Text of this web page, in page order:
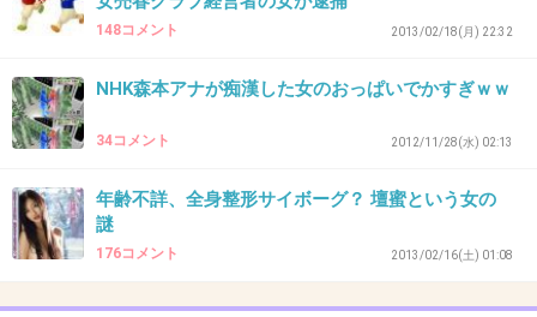
一重でもきれいな人はいるけど、そういう人は二重でもき
れいなんだよ。
一重でかわいい人なんてよっぽど他のパーツが整っててバ
そこまでして…といわれても簡単だし手間でもなんでもない
し。
若い女の子はメイクの流行がすぐ変わるから大変なんだ
148コメント 2013/02/18(月) 22:32
NHK森本アナが痴漢した女のおっぱいでかすぎｗｗ
34コメント 2012/11/28(水) 02:13
年齢不詳、全身整形サイボーグ？ 壇蜜という女の
謎
176コメント 2013/02/16(土) 01:08